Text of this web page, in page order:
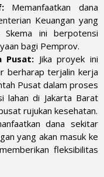
Memanfaatkan dana
Keuangan yang
Skema ini berpotensi
bagi Pemprov.
Pusat: Jika proyek ini
berharap terjalin kerja
Pusat dalam proses
lahan di Jakarta Barat
rujukan kesehatan.
dana sekitar
yang akan masuk ke
fleksibilitas